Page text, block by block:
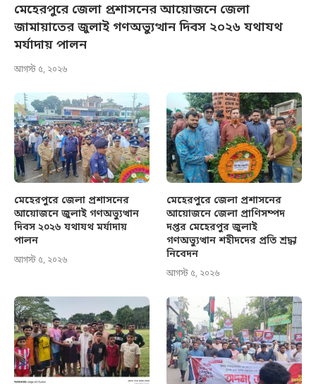
মেহেরপুরে জেলা প্রশাসনের আয়োজনে জেলা
জামায়াতের জুলাই গণঅভ্যুত্থান দিবস ২০২৬ যথাযথ
মর্যাদায় পালন
আগস্ট ৫, ২০২৬
মেহেরপুরে জেলা প্রশাসনের
আয়োজনে জুলাই গণঅভ্যুত্থান
দিবস ২০২৬ যথাযথ মর্যাদায়
পালন
আগস্ট ৫, ২০২৬
মেহেরপুরে জেলা প্রশাসনের
আয়োজনে জেলা প্রাণিসম্পদ
দপ্তর মেহেরপুর জুলাই
গণঅভ্যুত্থান শহীদদের প্রতি শ্রদ্ধা
নিবেদন
আগস্ট ৫, ২০২৬